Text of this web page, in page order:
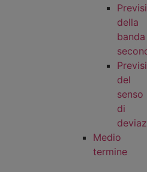
della
banda
del
senso
di
Medio
termine